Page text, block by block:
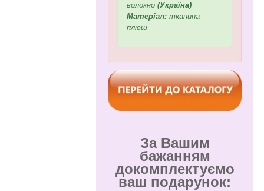
волокно (Україна)
Матеріал: тканина -
плюш
За Вашим
бажанням
докомплектуємо
ваш подарунок: